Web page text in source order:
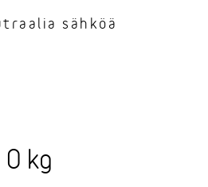
sähköä
0 kg